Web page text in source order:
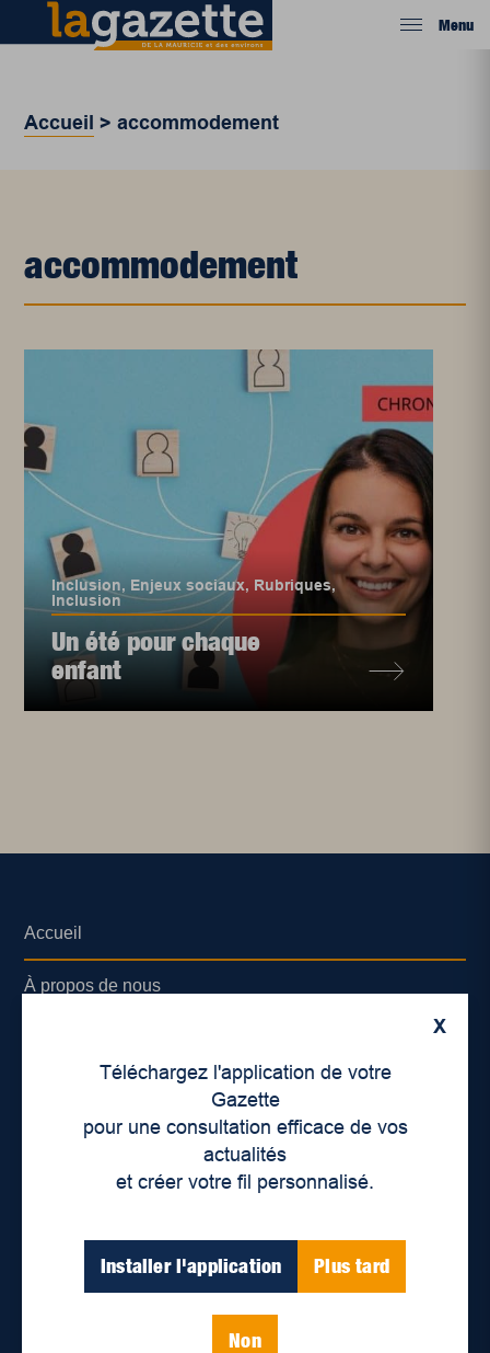
Menu
Accueil >accommodement
accommodement
Inclusion, Enjeux sociaux, Rubriques,
Inclusion
Un été pour chaque
enfant
X
Téléchargez l'application de votre
Gazette
pour une consultation efficace de vos
actualités
et créer votre fil personnalisé.
Installer l'application Plus tard
Non
Accueil
À propos de nous
Lieux de distribution